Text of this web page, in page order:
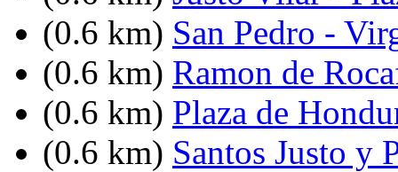
(0.6 km) San Pedro -
(0.6 km) Ramon de
(0.6 km) Plaza de
(0.6 km) Santos Justo y